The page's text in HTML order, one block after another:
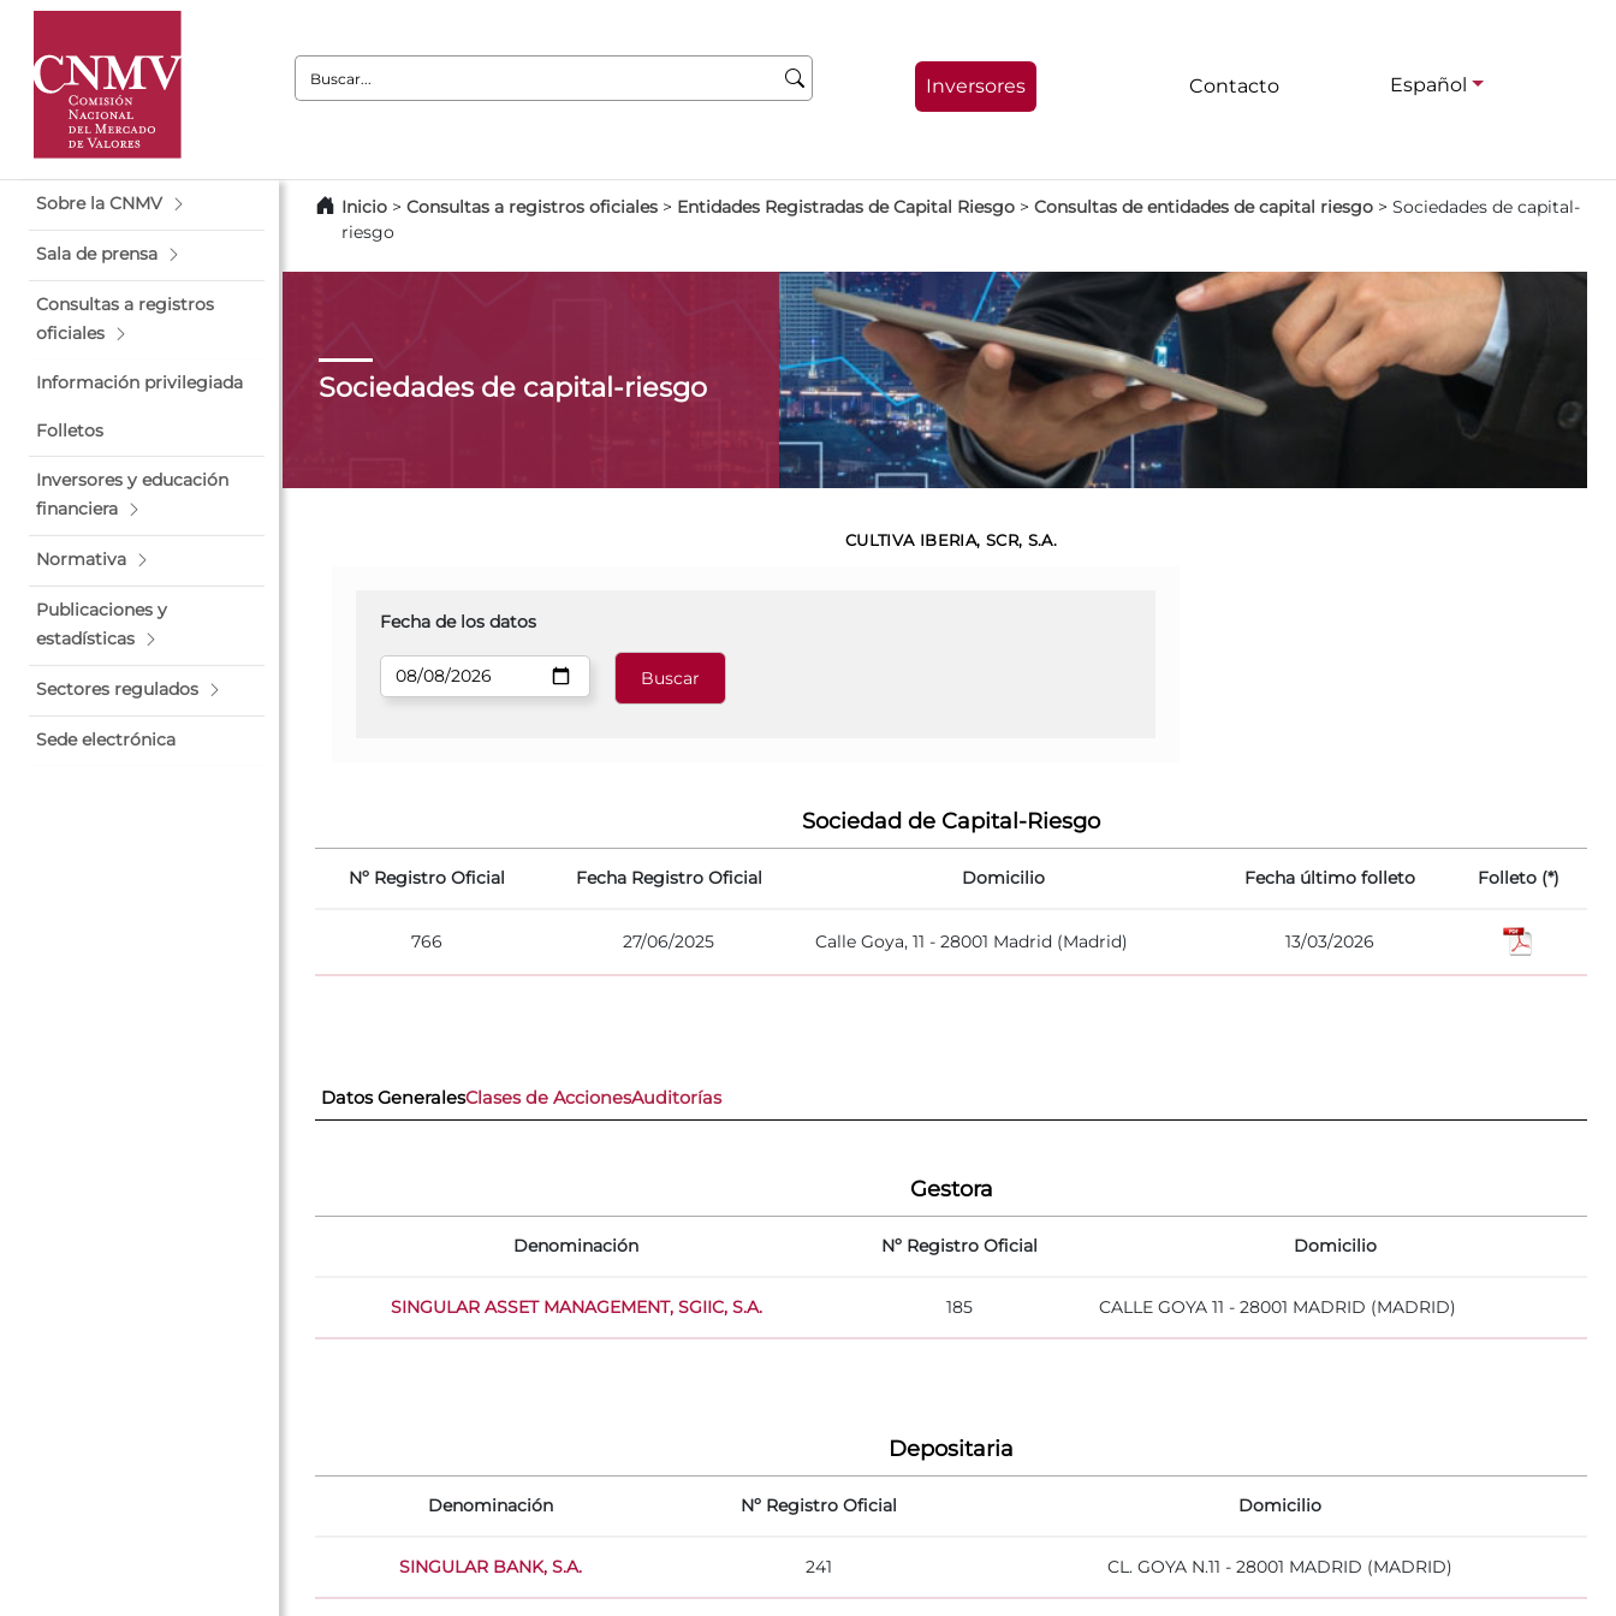
Buscar:
Inversores Contacto Español
Sobre la CNMV
Sala de prensa
Consultas a registros
oficiales
Información privilegiada
Folletos
Inversores y educación
financiera
Normativa
Publicaciones y
estadísticas
Sectores regulados
Sede electrónica
Inicio > Consultas a registros oficiales > Entidades Registradas de Capital Riesgo > Consultas de entidades de capital riesgo > Sociedades de capital-
riesgo
Sociedades de capital-riesgo
CULTIVA IBERIA, SCR, S.A.
Fecha de los datos
Sociedad de Capital-Riesgo
Nº Registro Oficial Fecha Registro Oficial Domicilio Fecha último folleto Folleto (*)
766 27/06/2025 Calle Goya, 11 - 28001 Madrid (Madrid) 13/03/2026
Datos GeneralesClases de AccionesAuditorías
Gestora
Denominación Nº Registro Oficial Domicilio
SINGULAR ASSET MANAGEMENT, SGIIC, S.A. 185 CALLE GOYA 11 - 28001 MADRID (MADRID)
Depositaria
Denominación Nº Registro Oficial Domicilio
SINGULAR BANK, S.A. 241 CL. GOYA N.11 - 28001 MADRID (MADRID)